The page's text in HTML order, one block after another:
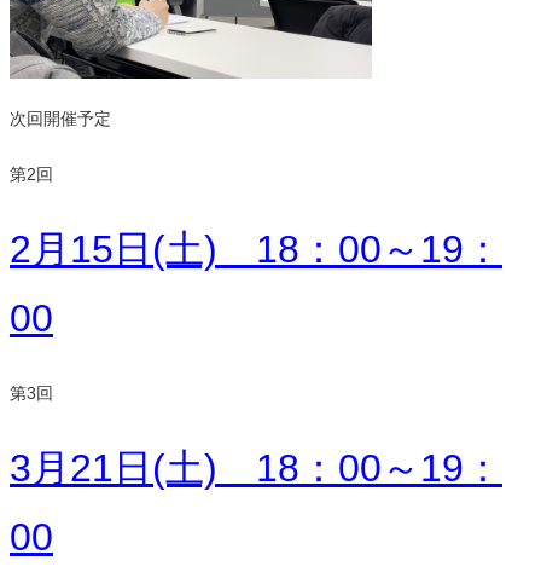
次回開催予定
第2回
2月15日(土) 18：00～19：
00
第3回
3月21日(土) 18：00～19：
00